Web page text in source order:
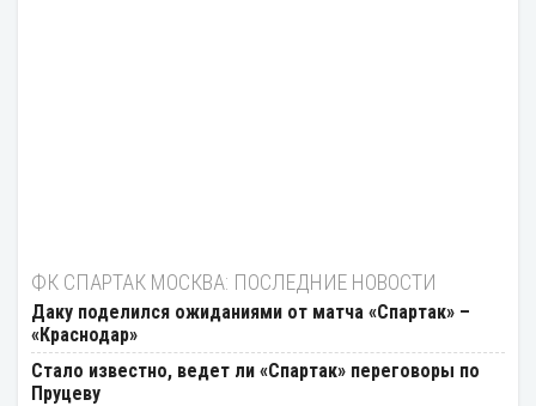
ФК СПАРТАК МОСКВА: ПОСЛЕДНИЕ НОВОСТИ
Даку поделился ожиданиями от матча «Спартак» –
«Краснодар»
Стало известно, ведет ли «Спартак» переговоры по
Пруцеву